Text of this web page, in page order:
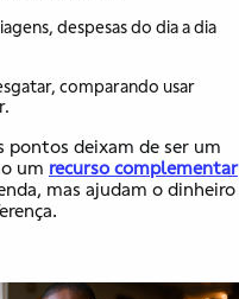
despesas do dia a dia
comparando usar
pontos deixam de ser um
um recurso complementar
mas ajudam o dinheiro